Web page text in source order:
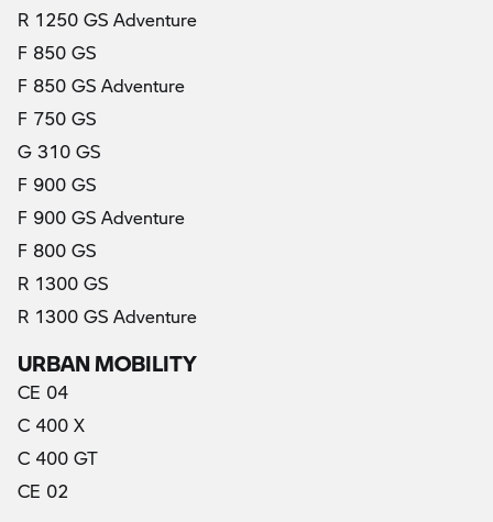
R 1250 GS Adventure
F 850 GS
F 850 GS Adventure
F 750 GS
G 310 GS
F 900 GS
F 900 GS Adventure
F 800 GS
R 1300 GS
R 1300 GS Adventure
URBAN MOBILITY
CE 04
C 400 X
C 400 GT
CE 02